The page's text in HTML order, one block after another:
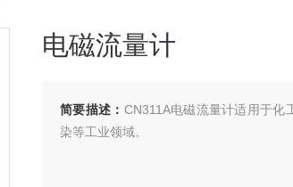
电磁流量计
简要描述： CN311A电磁流量计适用于化
染等工业领域。